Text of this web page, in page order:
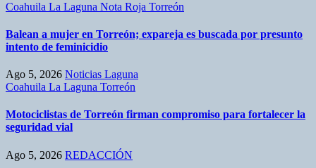
Coahuila La Laguna Nota Roja Torreón
Balean a mujer en Torreón; expareja es buscada por presunto
intento de feminicidio
Ago 5, 2026 Noticias Laguna
Coahuila La Laguna Torreón
Motociclistas de Torreón firman compromiso para fortalecer la
seguridad vial
Ago 5, 2026 REDACCIÓN